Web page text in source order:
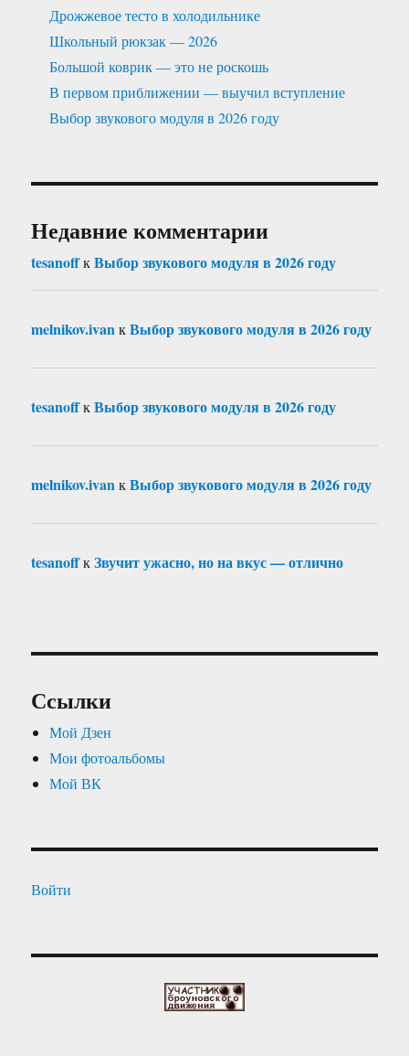
Дрожжевое тесто в холодильнике
Школьный рюкзак — 2026
Большой коврик — это не роскошь
В первом приближении — выучил вступление
Выбор звукового модуля в 2026 году
Недавние комментарии
tesanoffкВыбор звукового модуля в 2026 году
melnikov.ivanкВыбор звукового модуля в 2026 году
tesanoffкВыбор звукового модуля в 2026 году
melnikov.ivanкВыбор звукового модуля в 2026 году
tesanoffкЗвучит ужасно, но на вкус — отлично
Ссылки
Мой Дзен
Мои фотоальбомы
Мой ВК
Войти